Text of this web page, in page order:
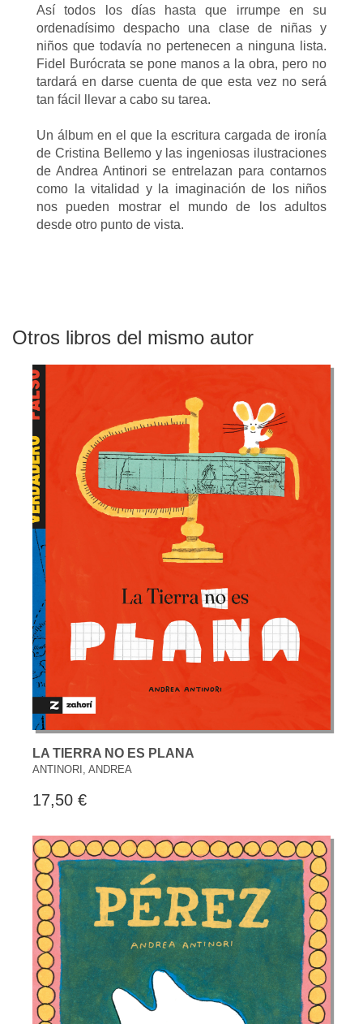
Así todos los días hasta que irrumpe en su
ordenadísimo despacho una clase de niñas y
niños que todavía no pertenecen a ninguna lista.
Fidel Burócrata se pone manos a la obra, pero no
tardará en darse cuenta de que esta vez no será
tan fácil llevar a cabo su tarea.
Un álbum en el que la escritura cargada de ironía
de Cristina Bellemo y las ingeniosas ilustraciones
de Andrea Antinori se entrelazan para contarnos
como la vitalidad y la imaginación de los niños
nos pueden mostrar el mundo de los adultos
desde otro punto de vista.
Otros libros del mismo autor
LA TIERRA NO ES PLANA
ANTINORI, ANDREA
17,50 €